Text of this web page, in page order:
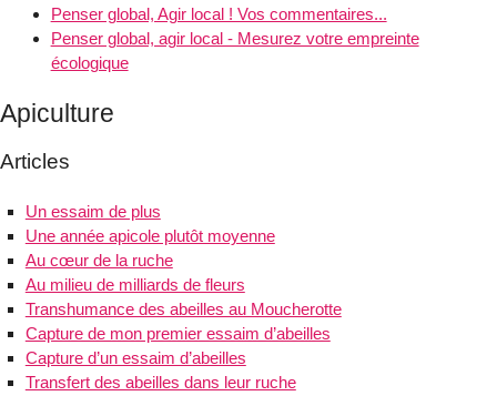
Penser global, Agir local ! Vos commentaires...
Penser global, agir local - Mesurez votre empreinte
écologique
Apiculture
Articles
Un essaim de plus
Une année apicole plutôt moyenne
Au cœur de la ruche
Au milieu de milliards de fleurs
Transhumance des abeilles au Moucherotte
Capture de mon premier essaim d’abeilles
Capture d’un essaim d’abeilles
Transfert des abeilles dans leur ruche